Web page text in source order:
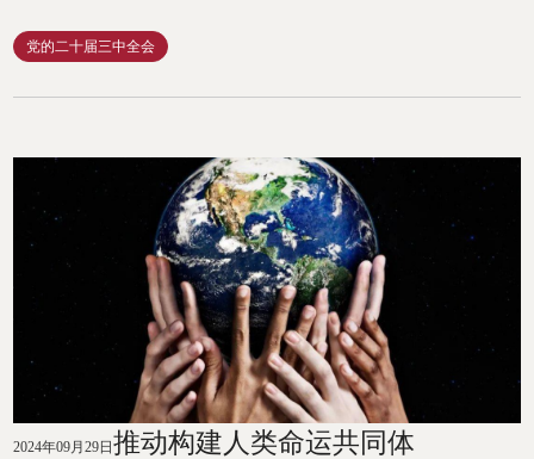
党校常务副校长曾峻教授梳理了从“改革”到“改革开放”再到“全面深化改革”，
直至“进一步全面深化改革”的话语演进过程，指出这不仅是政治术语的更新，
党的二十届三中全会
2024年09月29日推动构建人类命运共同体